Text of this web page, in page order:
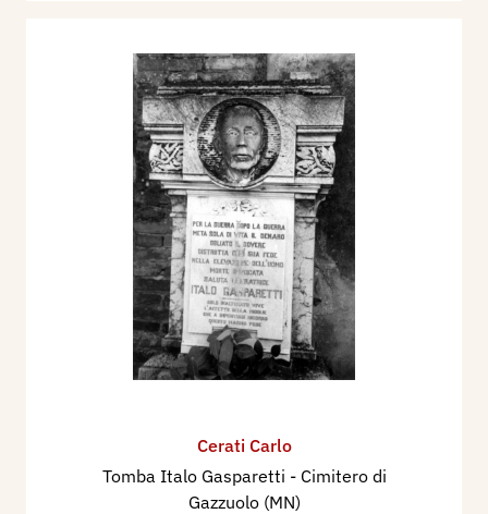
Cerati Carlo
Tomba Italo Gasparetti - Cimitero di
Gazzuolo (MN)